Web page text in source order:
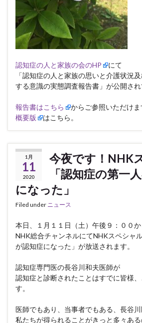
認知症の人と家族の会のHP
にて
「認知症の人と家族の思いと介護状況
する意識の実態調査報告書」が公開され
報告書はこちら
からご参照いただけま
概要版
はこちら。
1月
11
2020
今夜です！NHK
「認知症の第一
になった」
Filed under ニュース
本日、１月１１日（土）午後９：００か
NHK総合チャンネルにてNHKスペシャ
が認知症になった」が放送されます。
認知症専門医の長谷川和夫医師が
認知症と診断されたことはすでに皆様
す。
医師でもあり、当事者でもある、長谷
私たちが得られることがきっと多々あ